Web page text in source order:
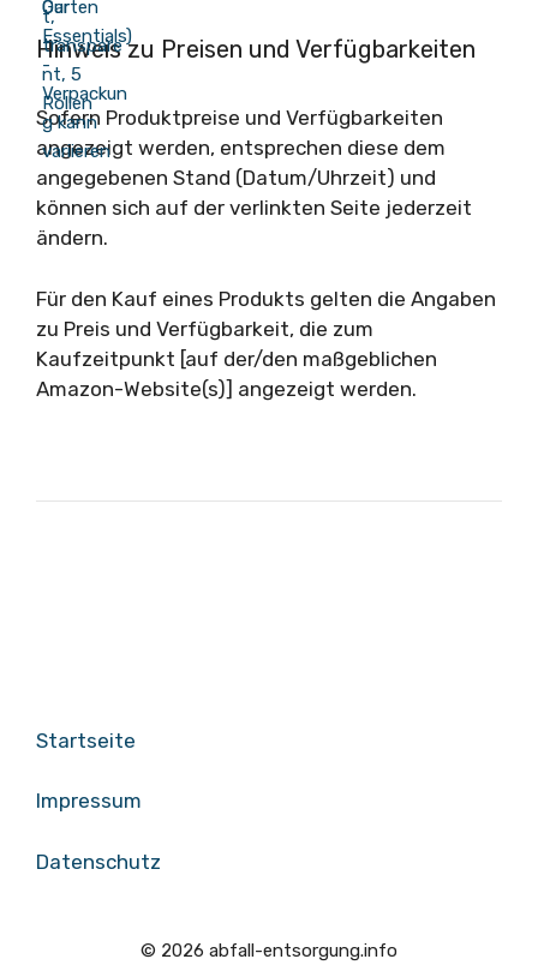
Hinweis zu Preisen und Verfügbarkeiten
Sofern Produktpreise und Verfügbarkeiten
angezeigt werden, entsprechen diese dem
angegebenen Stand (Datum/Uhrzeit) und
können sich auf der verlinkten Seite jederzeit
ändern.
Für den Kauf eines Produkts gelten die Angaben
zu Preis und Verfügbarkeit, die zum
Kaufzeitpunkt [auf der/den maßgeblichen
Amazon-Website(s)] angezeigt werden.
Startseite
Impressum
Datenschutz
© 2026 abfall-entsorgung.info